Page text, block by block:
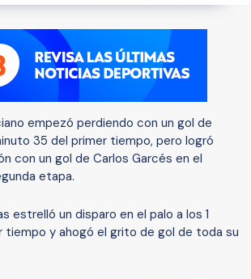
empezó perdiendo con un gol de
35 del primer tiempo, pero logró
con un gol de Carlos Garcés en el
etapa.
estrelló un disparo en el palo a los 1
tiempo y ahogó el grito de gol de toda su